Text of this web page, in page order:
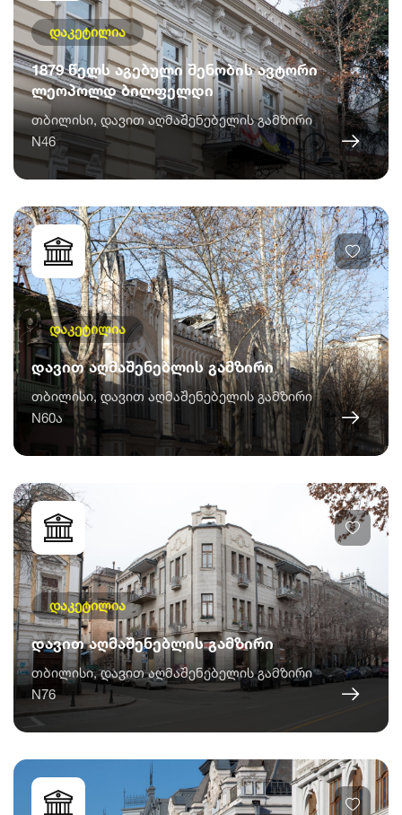
დაკეტილია
1879 წელს აგებული შენობის ავტორი
ლეოპოლდ ბილფელდი
თბილისი, დავით აღმაშენებელის გამზირი
N46
დაკეტილია
დავით აღმაშენებლის გამზირი
თბილისი, დავით აღმაშენებელის გამზირი
N60ა
დაკეტილია
დავით აღმაშენებლის გამზირი
თბილისი, დავით აღმაშენებელის გამზირი
N76